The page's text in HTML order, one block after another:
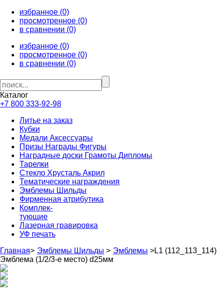
избранное (0)
просмотренное (0)
в сравнении (0)
избранное (0)
просмотренное (0)
в сравнении (0)
Каталог
+7 800 333-92-98
Литье на заказ
Кубки
Медали Аксессуары
Призы Награды Фигуры
Наградные доски Грамоты Дипломы
Тарелки
Стекло Хрусталь Акрил
Тематические награждения
Эмблемы Шильды
Фирменная атрибутика
Комплек-
тующие
Лазерная гравировка
УФ печать
Главная> Эмблемы Шильды > Эмблемы >L1 (112_113_114)
Эмблема (1/2/3-е место) d25мм